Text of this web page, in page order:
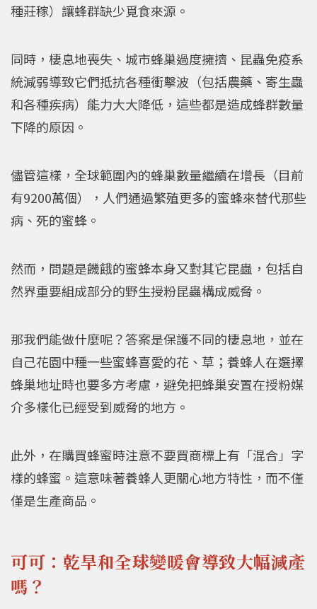
種莊稼）讓蜂群缺少覓食來源。
同時，棲息地喪失、城市蜂巢過度擁擠、昆蟲免疫系
統減弱導致它們抵抗各種衝擊波（包括農藥、寄生蟲
和各種疾病）能力大大降低，這些都是造成蜂群數量
下降的原因。
儘管這樣，全球範圍內的蜂巢數量繼續在增長（目前
有9200萬個），人們通過繁殖更多的蜜蜂來替代那些
病、死的蜜蜂。
然而，問題是饑餓的蜜蜂本身又對其它昆蟲，包括自
然界重要組成部分的野生授粉昆蟲構成威脅。
那我們能做什麼呢？答案是保護不同的棲息地，並在
自己花園中種一些蜜蜂喜愛的花、草；養蜂人在選擇
蜂巢地址時也要多方考慮，避免把蜂巢安置在授粉媒
介多樣化已經受到威脅的地方。
此外，在購買蜂蜜時注意不要買商標上有「混合」字
樣的蜂蜜。這意味著養蜂人更關心地方特性，而不僅
僅是生產商品。
可可：乾旱和全球變暖會導致大幅減產
嗎？